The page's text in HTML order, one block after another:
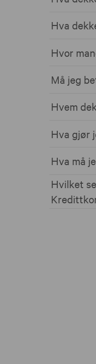
Hva
Hvor
Må jeg
Hvem
Hva gjør
Hva må
Hvilket